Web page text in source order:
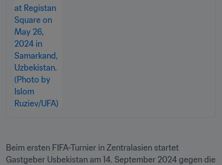
Beim ersten FIFA-Turnier in Zentralasien startet
Gastgeber Usbekistan am 14. September 2024 gegen die